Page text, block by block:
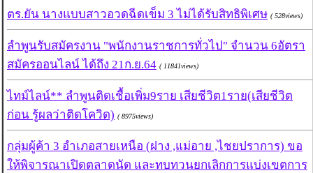
ตร.ยัน นางแบบสาวอวดฉีดเข็ม 3 ไม่ได้รับสิทธิพิเศษ ( 528views)
ลำพูนรับสมัครงาน "พนักงานราชการทั่วไป" จำนวน 6อัตรา
สมัครออนไลน์ ได้ถึง 21ก.ย.64 ( 11841views)
ไทม์ไลน์** ลำพูนติดเชื้อเพิ่ม9ราย เสียชีวิต1ราย(เสียชีวิต
ก่อน รู้ผลว่าติดโควิด) ( 8975views)
กลุ่มผู้ค้า 3 อำเภอสายเหนือ (ฝาง ,แม่อาย ,ไชยปราการ) ขอ
ให้พิจารณาเปิดตลาดนัด และทบทวนยกเลิกการแบ่งเขตการ